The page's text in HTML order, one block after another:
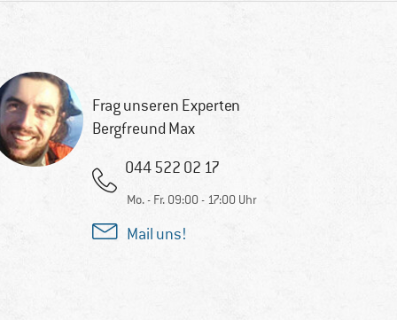
Frag unseren Experten
Bergfreund Max
044 522 02 17
Mo. - Fr. 09:00 - 17:00 Uhr
Mail uns!